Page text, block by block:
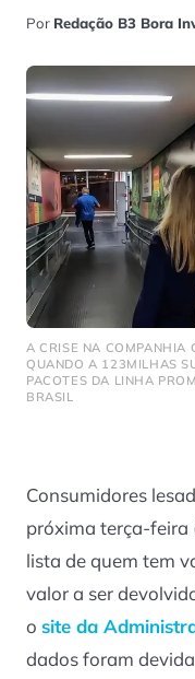
Por Redação B3 Bora
A CRISE NA COMPANHIA
QUANDO A 123MILHAS
PACOTES DA LINHA
BRASIL
Consumidores
próxima terça-feira
lista de quem tem
valor a ser
o site da
dados foram